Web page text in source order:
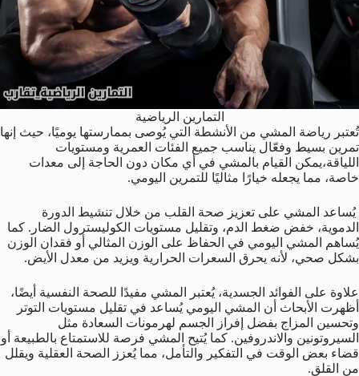
التمارين الرياضية
تُعتبر رياضة المشي من الأنشطة التي يُوصى بممارستها يوميًا، حيث إنها
تمرين بسيط وفعّال يناسب جميع الفئات العمرية ومستويات
اللياقة،يمكن القيام بالمشي في أي مكان دون الحاجة إلى معدات
خاصة، مما يجعله خيارًا مثاليًا للتمرين اليومي.
يُساعد المشي على تعزيز صحة القلب من خلال تنشيط الدورة
الدموية، خفض ضغط الدم، وتقليل مستويات الكوليسترول الضار. كما
يُساهم المشي اليومي في الحفاظ على الوزن المثالي أو فقدان الوزن
بشكل صحي، لأنه يحرق السعرات الحرارية ويزيد من معدل الأيض.
علاوة على الفوائد الجسدية، يُعتبر المشي مفيدًا للصحة النفسية أيضًا،
أظهرت الأبحاث أن المشي اليومي يُساعد في تقليل مستويات التوتر
وتحسين المزاج بفضل إفراز الجسم لهرمونات السعادة مثل
السيروتونين والاندروفين. كما يُتيح المشي فرصة للاستمتاع بالطبيعة أو
قضاء بعض الوقت في التفكير والتأمل، مما يُعزز الصحة العقلية ويقلل
من القلق.